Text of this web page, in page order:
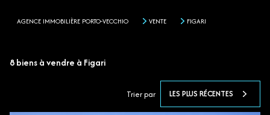
AGENCE IMMOBILIÈRE PORTO-VECCHIO VENTE FIGARI
8biens à vendre à Figari
Trier par LES PLUS RÉCENTES